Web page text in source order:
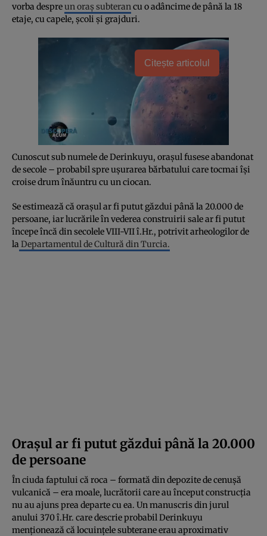
vorba despreun oraș subterancu o adâncime de până la 18
etaje, cu capele, școli și grajduri.
Citește articolul
Cunoscut sub numele de Derinkuyu, orașul fusese abandonat
de secole – probabil spre ușurarea bărbatului care tocmai își
croise drum înăuntru cu un ciocan.
Se estimează că orașul ar fi putut găzdui până la 20.000 de
persoane, iar lucrările în vederea construirii sale ar fi putut
începe încă din secolele VIII-VII î.Hr., potrivit arheologilor de
la Departamentul de Cultură din Turcia.
Orașul ar fi putut găzdui până la 20.000
de persoane
În ciuda faptului că roca – formată din depozite de cenușă
vulcanică – era moale, lucrătorii care au început construcția
nu au ajuns prea departe cu ea. Un manuscris din jurul
anului 370 î.Hr. care descrie probabil Derinkuyu
menționează că locuințele subterane erau aproximativ